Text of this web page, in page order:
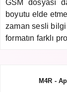
GSM dosyası
boyutu elde
zaman sesli bilgi
formatın farklı
M4R -